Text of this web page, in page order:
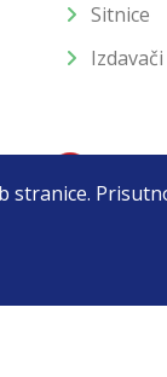
Sitnice
Izdavači